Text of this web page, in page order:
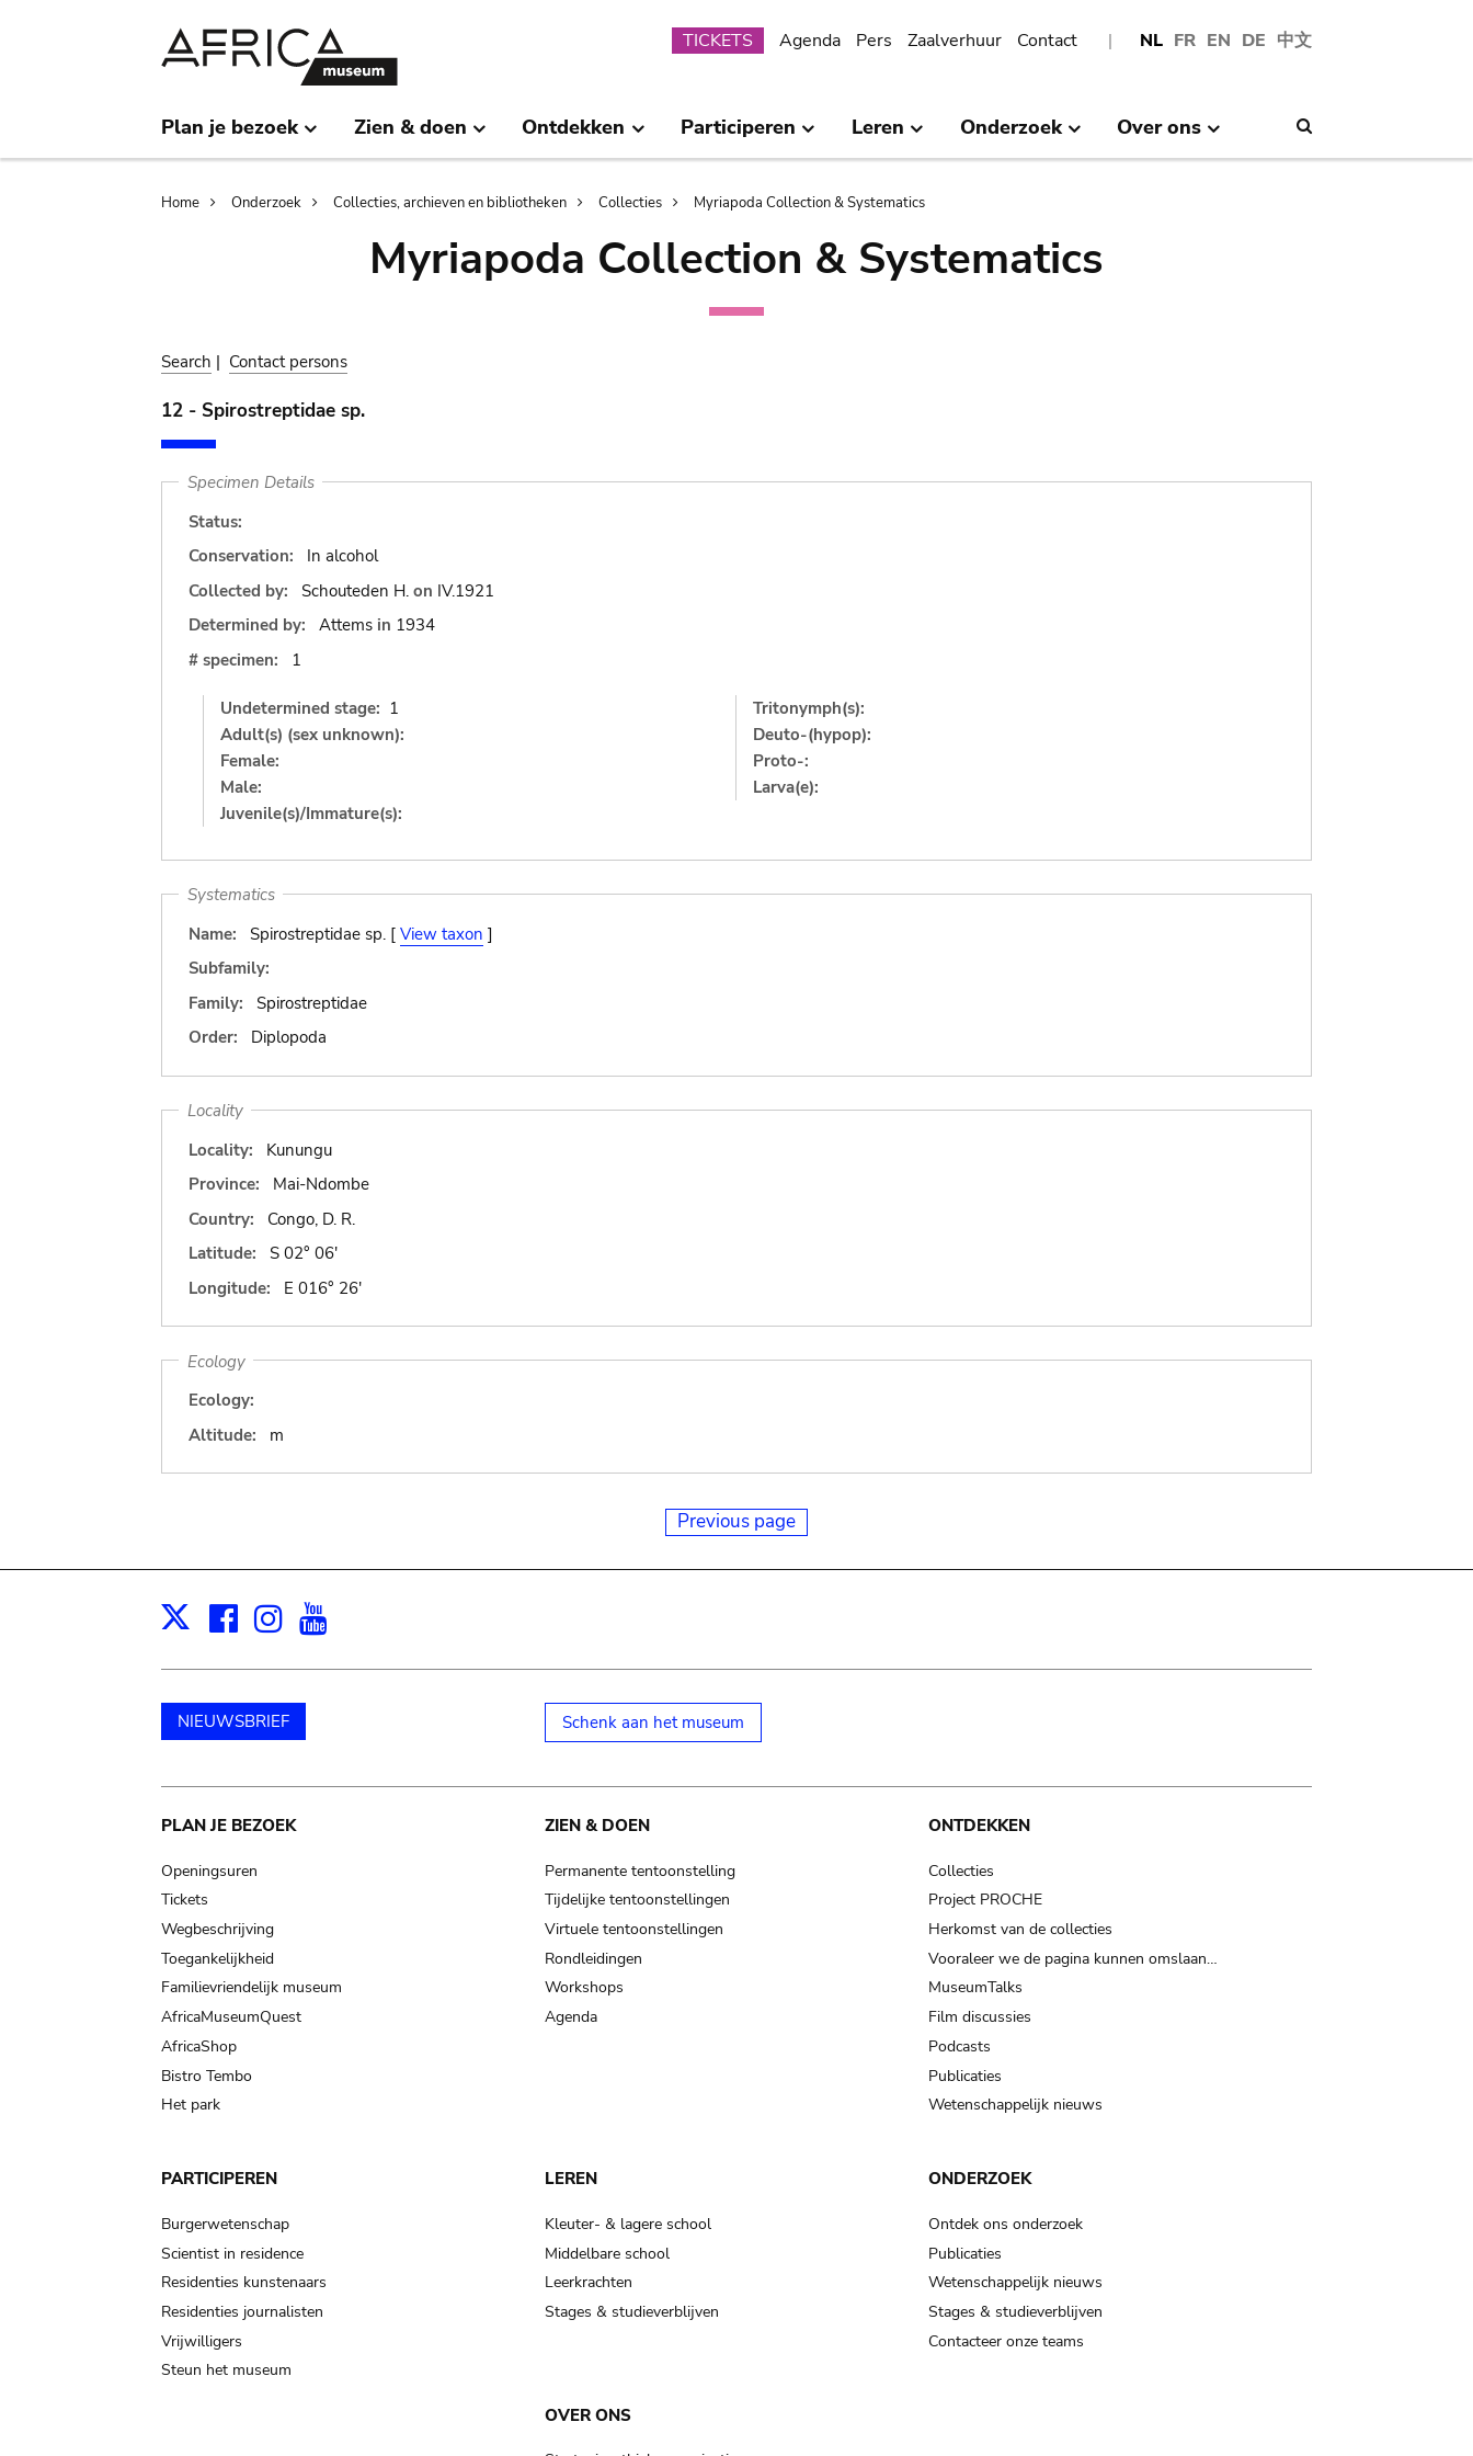
NL FR EN DE 中文
Submenu
TICKETS Agenda Pers Zaalverhuur Contact
Plan je bezoek Zien & doen Ontdekken Participeren Leren Onderzoek Over ons
Breadcrumb
Home Onderzoek Collecties, archieven en bibliotheken Collecties Myriapoda Collection & Systematics
Myriapoda Collection & Systematics
Search | Contact persons
12 - Spirostreptidae sp.
Specimen Details
Status:
Conservation:
In alcohol
Collected by:
Schouteden H. on IV.1921
Determined by:
Attems in 1934
# specimen:
1
Undetermined stage: 1
Adult(s) (sex unknown):
Female:
Male:
Juvenile(s)/Immature(s):
Tritonymph(s):
Deuto-(hypop):
Proto-:
Larva(e):
Systematics
Name:
Spirostreptidae sp. [ View taxon ]
Subfamily:
Family:
Spirostreptidae
Order:
Diplopoda
Locality
Locality:
Kunungu
Province:
Mai-Ndombe
Country:
Congo, D. R.
Latitude:
S 02° 06'
Longitude:
E 016° 26'
Ecology
Ecology:
Altitude:
m
Previous page
X Facebook
Instagram
NIEUWSBRIEF Schenk aan het museum
Main
navigation
PLAN JE BEZOEK
Openingsuren
Tickets
Wegbeschrijving
Toegankelijkheid
Familievriendelijk museum
AfricaMuseumQuest
AfricaShop
Bistro Tembo
Het park
ZIEN & DOEN
Permanente tentoonstelling
Tijdelijke tentoonstellingen
Virtuele tentoonstellingen
Rondleidingen
Workshops
Agenda
ONTDEKKEN
Collecties
Project PROCHE
Herkomst van de collecties
Vooraleer we de pagina kunnen omslaan…
MuseumTalks
Film discussies
Podcasts
Publicaties
Wetenschappelijk nieuws
PARTICIPEREN
Burgerwetenschap
Scientist in residence
Residenties kunstenaars
Residenties journalisten
Vrijwilligers
Steun het museum
LEREN
Kleuter- & lagere school
Middelbare school
Leerkrachten
Stages & studieverblijven
ONDERZOEK
Ontdek ons onderzoek
Publicaties
Wetenschappelijk nieuws
Stages & studieverblijven
Contacteer onze teams
OVER ONS